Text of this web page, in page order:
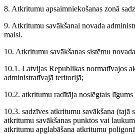
8. Atkritumu apsaimniekošanas zonā
9. Atkritumu savākšanai novada
maisi.
10. Atkritumu savākšanas sistēmu
10.1. Latvijas Republikas normatīvajos
administratīvajā teritorijā;
10.2. atkritumu radītāja noslēgtais
10.3. sadzīves atkritumu savākšana
atkritumu savākšanas punktos vai
atkritumu apglabāšana atkritumu